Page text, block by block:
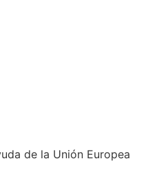
de la Unión Europea